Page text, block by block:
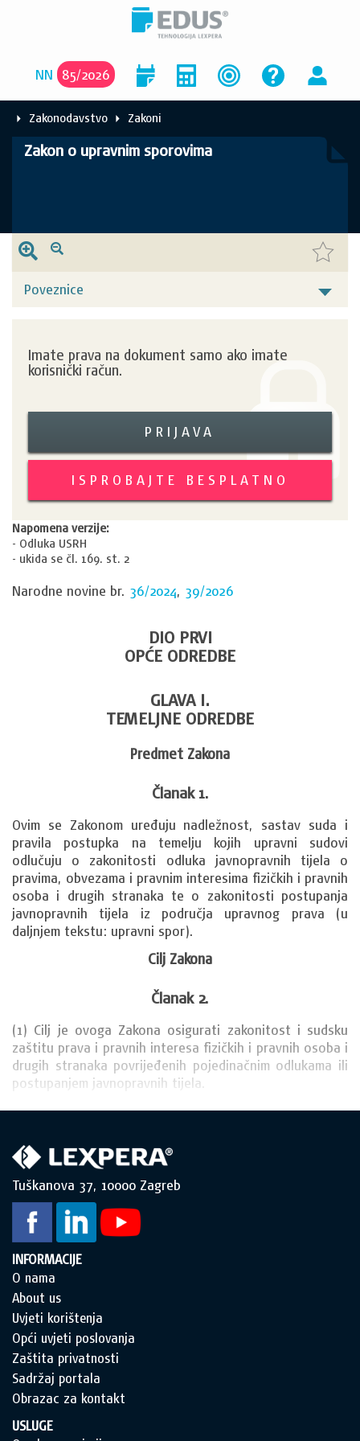
NN 85/2026
Zakonodavstvo Zakoni
Zakon o upravnim sporovima
Poveznice
Imate prava na dokument samo ako imate
korisnički račun.
PRIJAVA
ISPROBAJTE BESPLATNO
Napomena verzije:
- Odluka USRH
- ukida se čl. 169. st. 2
Narodne novine br. 36/2024, 39/2026
DIO PRVI
OPĆE ODREDBE
GLAVA I.
TEMELJNE ODREDBE
Predmet Zakona
Članak 1.
Ovim se Zakonom uređuju nadležnost, sastav suda i
pravila postupka na temelju kojih upravni sudovi
odlučuju o zakonitosti odluka javnopravnih tijela o
pravima, obvezama i pravnim interesima fizičkih i pravnih
osoba i drugih stranaka te o zakonitosti postupanja
javnopravnih tijela iz područja upravnog prava (u
daljnjem tekstu: upravni spor).
Cilj Zakona
Članak 2.
(1) Cilj je ovoga Zakona osigurati zakonitost i sudsku
zaštitu prava i pravnih interesa fizičkih i pravnih osoba i
drugih stranaka povrijeđenih pojedinačnim odlukama ili
postupanjem javnopravnih tijela.
Tuškanova 37, 10000 Zagreb
INFORMACIJE
O nama
About us
Uvjeti korištenja
Opći uvjeti poslovanja
Zaštita privatnosti
Sadržaj portala
Obrazac za kontakt
USLUGE